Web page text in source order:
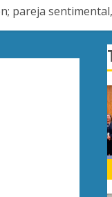
pareja